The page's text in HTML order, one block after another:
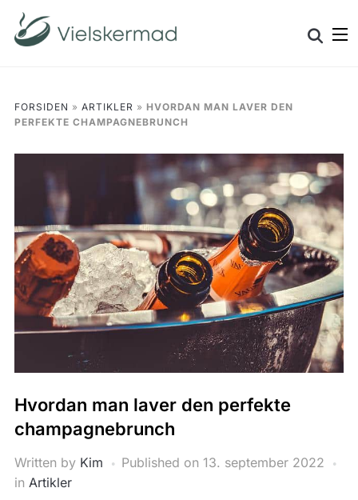
Skip
content
Search
for:
FORSIDEN » ARTIKLER » HVORDAN MAN LAVER DEN
PERFEKTE CHAMPAGNEBRUNCH
Hvordan man laver den perfekte
champagnebrunch
Written by Kim Published on 13. september 2022
in Artikler